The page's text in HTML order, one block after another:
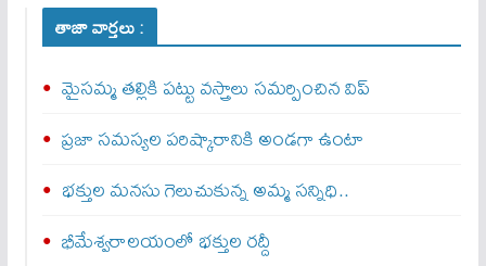
తాజా వార్తలు :
మైసమ్మ తల్లికి పట్టు వస్త్రాలు సమర్పించిన విప్‌
ప్రజా సమస్యల పరిష్కారానికి అండగా ఉంటా
భక్తుల మనసు గెలుచుకున్న అమ్మ సన్నిధి..
భీమేశ్వరాలయంలో భక్తుల రద్దీ